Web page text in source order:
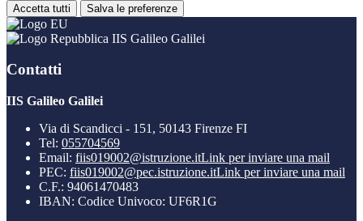
Accetta tutti Salva le preferenze
IIS Galileo Galilei
Contatti
IIS Galileo Galilei
Via di Scandicci - 151, 50143 Firenze FI
Tel: 055704569
Email: fiis019002@istruzione.itLink per inviare una mail
PEC: fiis019002@pec.istruzione.itLink per inviare una mail
C.F.: 94061470483
IBAN: Codice Univoco: UF6R1G